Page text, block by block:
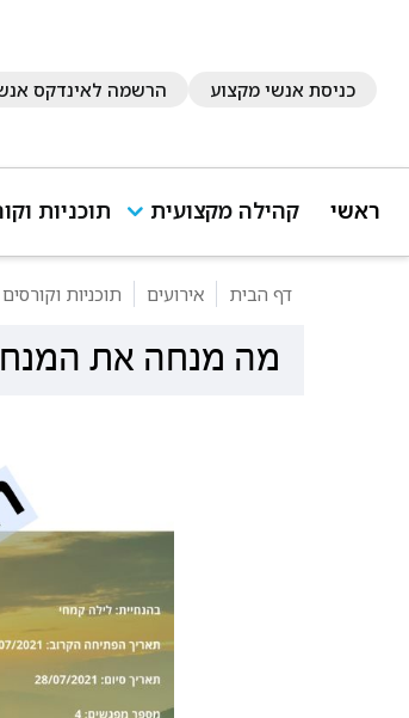
כניסת אנשי מקצוע הרשמה לאינדקס
ראשי קהילה מקצועית תוכניות
דף הבית אירועים תוכניות וקורסים
מה מנחה את